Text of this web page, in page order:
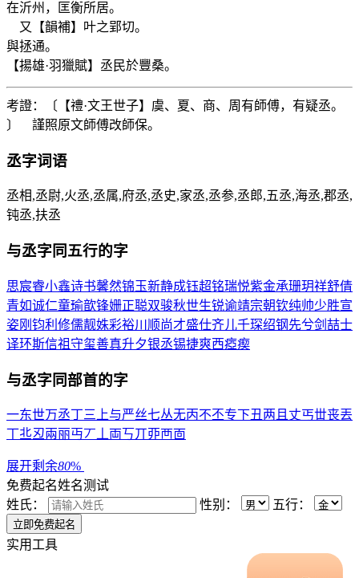
在沂州，匡衡所居。
又【韻補】叶之郢切。
與拯通。
【揚雄·羽獵賦】丞民於豐桑。
考證：〔【禮·文王世子】虞、夏、商、周有師傅，有疑丞。
〕 謹照原文師傅改師保。
丞字词语
丞相,丞尉,火丞,丞属,府丞,丞史,家丞,丞参,丞郎,五丞,海丞,郡丞,
钝丞,扶丞
与丞字同五行的字
思宸睿小鑫诗书馨然锦玉新静成钰超铭瑞悦紫金承珊玥祥舒倩
青如诚仁童瑜歆锋姗正聪双骏秋世生锐谕靖宗朝钦纯帅少胜宣
姿刚 钧利 修儒靓姝彩裕川 顺尚才盛仕齐儿千琛绍钢先兮剑 喆士
译环斯信祖 守玺善真升夕银丞锡捷爽西瘂瘈
与丞字同部首的字
一东世万丞丁三 上与严丝七丛无丙不丕专下丑 两 且 丈丐丗丧丟
丅丠丒兩丽丏丆 両丂丌丣襾靣
展开剩余80%
免费起名姓名测试
姓氏：
性别： 五行：
实用工具